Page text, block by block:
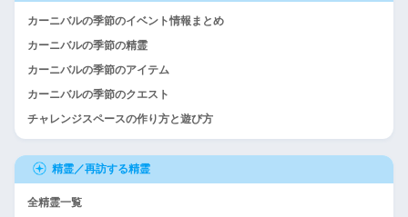
カーニバルの季節のイベント情報まとめ
カーニバルの季節の精霊
カーニバルの季節のアイテム
カーニバルの季節のクエスト
チャレンジスペースの作り方と遊び方
精霊／再訪する精霊
全精霊一覧